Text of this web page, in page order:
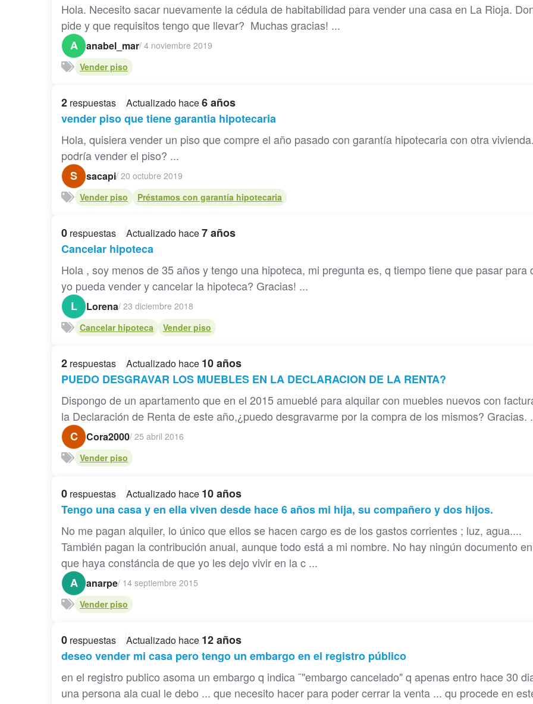
Hola. Necesito sacar nuevamente la cédula de habitabilidad para vender una casa en La Rioja.
pide y que requisitos tengo que llevar? Muchas gracias! ...
A
anabel_mar/ 4 noviembre 2019
Vender piso
2 respuestas Actualizado hace6 años
vender piso que tiene garantia hipotecaria
Hola, quisiera vender un piso que compre el año pasado con garantía hipotecaria con otra
podría vender el piso? ...
S
sacapi/ 20 octubre 2019
Vender piso
Préstamos con garantía hipotecaria
0 respuestas Actualizado hace7 años
Cancelar hipoteca
Hola , soy menos de 35 años y tengo una hipoteca, mi pregunta es, q tiempo tiene que pasar para
yo pueda vender y cancelar la hipoteca? Gracias! ...
L
Lorena/ 23 diciembre 2018
Cancelar hipoteca
Vender piso
2 respuestas Actualizado hace 10 años
PUEDO DESGRAVAR LOS MUEBLES EN LA DECLARACION DE LA RENTA?
Dispongo de un apartamento que en el 2015 amueblé para alquilar con muebles nuevos con
la Declaración de Renta de este año,¿puedo desgravarme por la compra de los mismos? Gracias.
C
Cora2000/ 25 abril 2016
Vender piso
0 respuestas Actualizado hace 10 años
Tengo una casa y en ella viven desde hace 6 años mi hija, su compañero y dos hijos.
No me pagan alquiler, lo único que ellos se hacen cargo es de los gastos corrientes ; luz, agua....
También pagan la contribución anual, aunque todo está a mi nombre. No hay ningún documento
que haya constáncia de que yo les dejo vivir en la c ...
A
anarpe/ 14 septiembre 2015
Vender piso
0 respuestas Actualizado hace 12 años
deseo vender mi casa pero tengo un embargo en el registro público
en el registro publico asoma un embargo q indica ¨"embargo cancelado" q apenas entro hace 30
una persona ala cual le debo ... que necesito hacer para poder cerrar la venta ... qu procede en